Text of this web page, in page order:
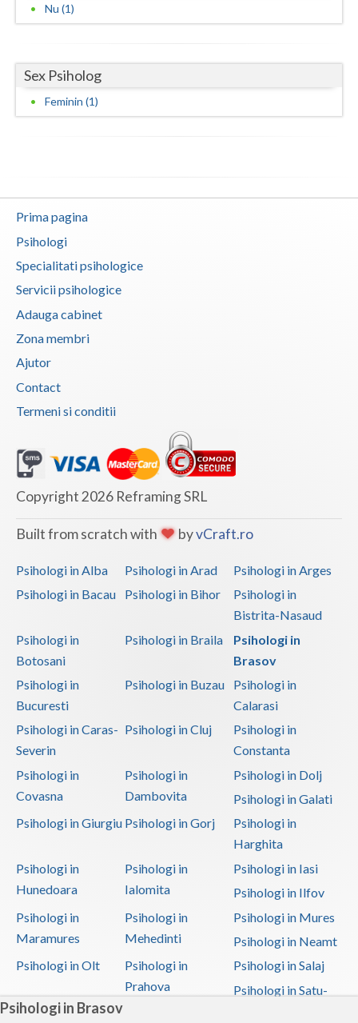
Psihologi in Brasov
Olt
Salaj
Satu-Mare
Teleorman
Tulcea
Valcea
Vrancea
Nu (1)
Sex Psiholog
Feminin (1)
Prima pagina
Psihologi
Specialitati psihologice
Servicii psihologice
Adauga cabinet
Zona membri
Ajutor
Contact
Termeni si conditii
Copyright 2026 Reframing SRL
Built from scratch with byvCraft.ro
Psihologi in Alba Psihologi in Arad
Psihologi in Arges
Psihologi in Bacau
Psihologi in Bihor
Psihologi in
Bistrita-Nasaud
Psihologi in
Botosani
Psihologi in Braila
Psihologi in
Brasov
Psihologi in
Bucuresti
Psihologi in Buzau
Psihologi in
Calarasi
Psihologi in Caras-
Severin
Psihologi in Cluj
Psihologi in
Constanta
Psihologi in
Covasna
Psihologi in
Dambovita
Psihologi in Dolj
Psihologi in Galati
Psihologi in Giurgiu Psihologi in Gorj
Psihologi in
Harghita
Psihologi in
Hunedoara
Psihologi in
Ialomita
Psihologi in Iasi
Psihologi in Ilfov
Psihologi in
Maramures
Psihologi in
Mehedinti
Psihologi in Mures
Psihologi in Neamt
Psihologi in Olt
Psihologi in
Prahova
Psihologi in Salaj
Psihologi in Satu-